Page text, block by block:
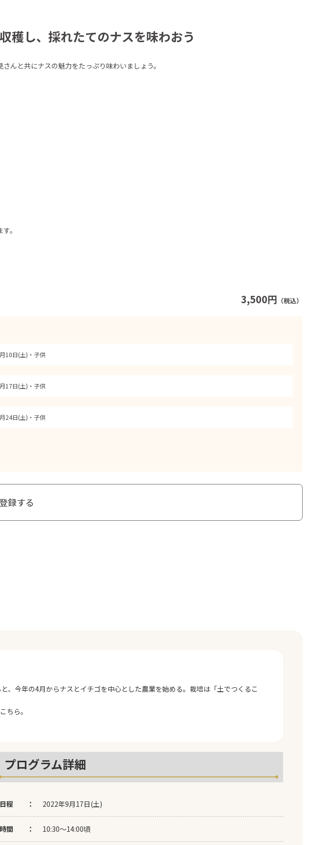
穫し、採れたてのナスを味わおう
3,500円 （税込）
10日(土)・子供
17日(土)・子供
24日(土)・子供
んと共にナスの魅力をたっぷり味わいましょう。
。
録する
、今年の4月からナスとイチゴを中心とした農業を始める。栽培は「土でつくるこ
ちら。
プログラム詳細
日程 ： 2022年9月17日(土)
時間 ： 10:30～14:00頃